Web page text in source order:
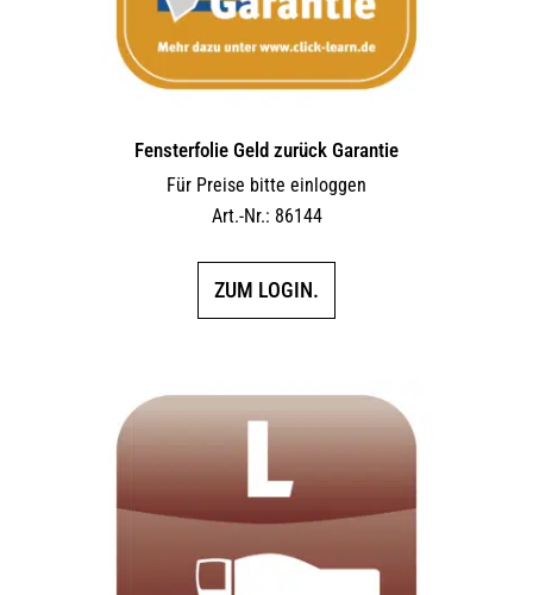
Fensterfolie Geld zurück Garantie
Für Preise bitte einloggen
Art.-Nr.: 86144
ZUM LOGIN.